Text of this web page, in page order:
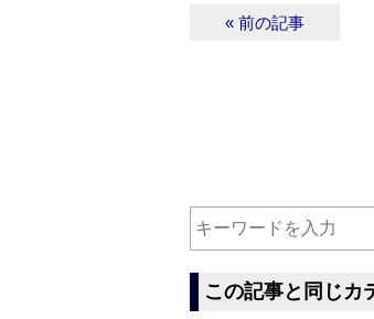
« 前の記事
この記事と同じカ